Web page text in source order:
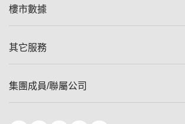
減價
美聯豪宅
獨家樓盤
租盤
自助放盤
查詢熱線
按揭計算機
負擔能力計算機
轉按計算機
樓市數據
樓價指數
歷史成交
其它服務
屋苑專頁
集團成員/聯屬公司
美聯物業